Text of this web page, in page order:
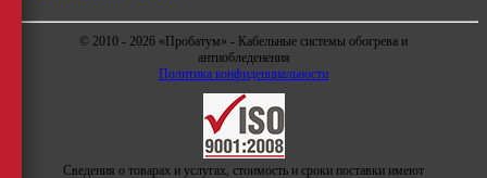
© 2010 - 2026 «Пробатум» - Кабельные системы обогрева и
антиобледенения
Политика конфиденциальности
Сведения о товарах и услугах, стоимость и сроки поставки имеют